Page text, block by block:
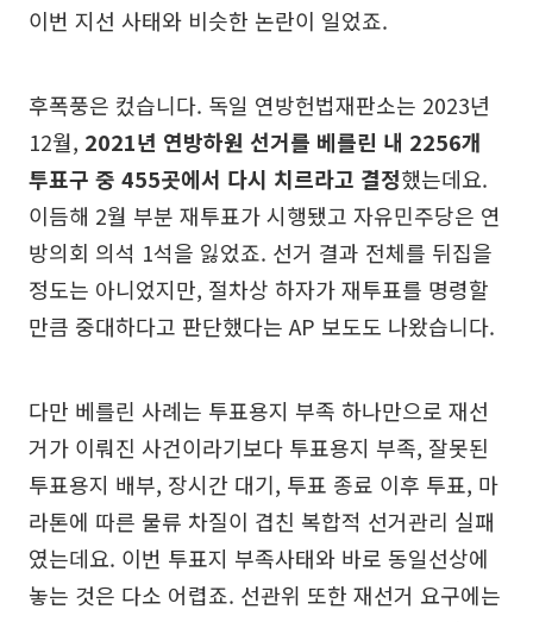
이번 지선 사태와 비슷한 논란이 일었죠.
후폭풍은 컸습니다. 독일 연방헌법재판소는 2023년
12월, 2021년 연방하원 선거를 베를린 내 2256개
투표구 중 455곳에서 다시 치르라고 결정했는데요.
이듬해 2월 부분 재투표가 시행됐고 자유민주당은 연
방의회 의석 1석을 잃었죠. 선거 결과 전체를 뒤집을
정도는 아니었지만, 절차상 하자가 재투표를 명령할
만큼 중대하다고 판단했다는 AP 보도도 나왔습니다.
다만 베를린 사례는 투표용지 부족 하나만으로 재선
거가 이뤄진 사건이라기보다 투표용지 부족, 잘못된
투표용지 배부, 장시간 대기, 투표 종료 이후 투표, 마
라톤에 따른 물류 차질이 겹친 복합적 선거관리 실패
였는데요. 이번 투표지 부족사태와 바로 동일선상에
놓는 것은 다소 어렵죠. 선관위 또한 재선거 요구에는